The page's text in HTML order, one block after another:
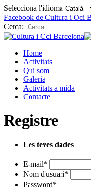
Selecciona l'idioma
Facebook de Cultura i Oci
Cerca:
Home
Activitats
Qui som
Galeria
Activitats a mida
Contacte
Registre
Les teves dades
E-mail*
Nom d'usuari*
Password*